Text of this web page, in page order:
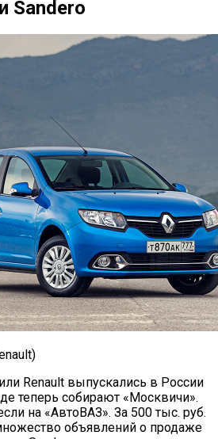
Sandero
Renault выпускались в России
теперь собирают «Москвичи».
на «АвтоВАЗ». За 500 тыс. руб.
объявлений о продаже